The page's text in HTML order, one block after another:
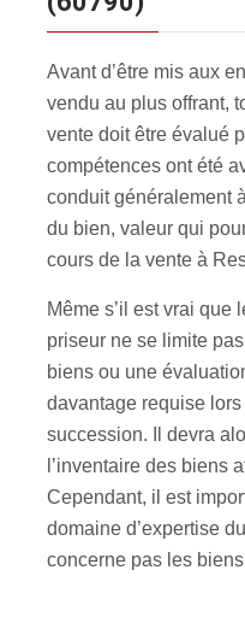
Avant d’être mis aux
vendu au plus offrant,
vente doit être évalué
compétences ont été
conduit généralement
du bien, valeur qui
cours de la vente à
Même s’il est vrai que
priseur ne se limite
biens ou une
davantage requise lors
succession. Il devra
l’inventaire des biens
Cependant, il est
domaine d’expertise
concerne pas les